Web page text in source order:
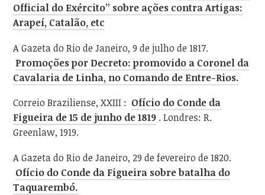
Official do Exército” sobre ações contra Artigas:
Arapeí, Catalão, etc
A Gazeta do Rio de Janeiro, 9 de julho de 1817.
Promoções por Decreto: promovido a Coronel da
Cavalaria de Linha, no Comando de Entre-Rios.
Correio Braziliense, XXIII : Ofício do Conde da
Figueira de 15 de junho de 1819 . Londres: R.
Greenlaw, 1919.
A Gazeta do Rio de Janeiro, 29 de fevereiro de 1820.
Ofício do Conde da Figueira sobre batalha do
Taquarembó.